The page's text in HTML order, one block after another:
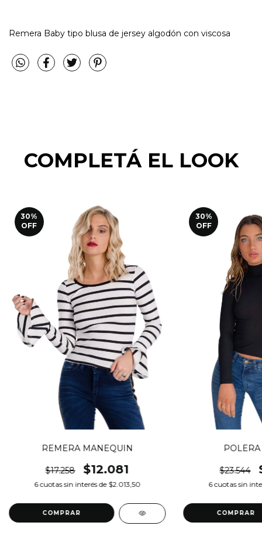
Remera Baby tipo blusa de jersey algodón con viscosa
COMPLETÁ EL LOOK
30%
OFF
REMERA MANEQUIN
$17.258 $12.081
6cuotas sin interés de $2.013,50
COMPRAR
30%
OFF
$23.544
6cuotas sin
COMPRAR